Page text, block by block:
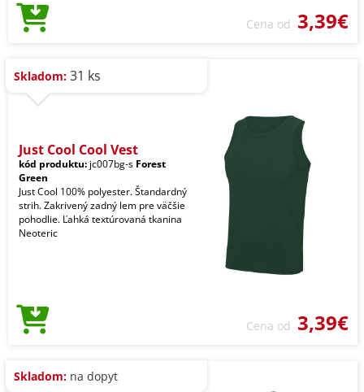
Cena od 3,39€
Skladom: 31 ks
Just Cool Cool Vest
kód produktu: jc007bg-s Forest
Green
Just Cool 100% polyester. Štandardný
strih. Zakrivený zadný lem pre väčšie
pohodlie. Ľahká textúrovaná tkanina
Neoteric
Cena od 3,39€
Skladom: na dopyt